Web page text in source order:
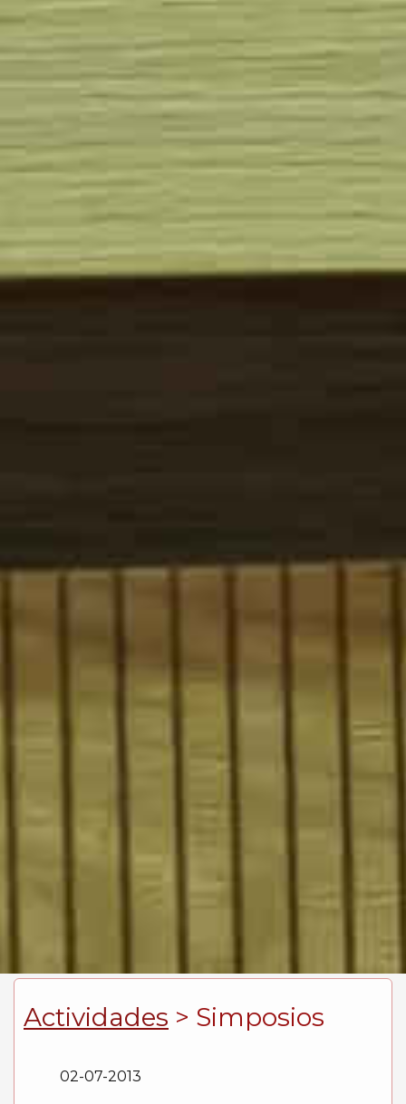
Actividades > Simposios
02-07-2013